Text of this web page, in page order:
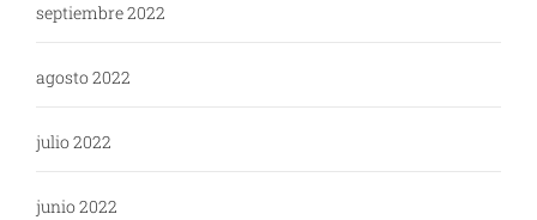
septiembre 2022
agosto 2022
julio 2022
junio 2022